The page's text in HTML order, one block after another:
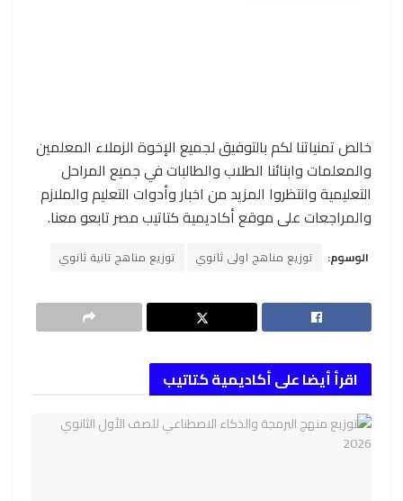
خالص تمنياتنا لكم بالتوفيق لجميع الإخوة الزملاء المعلمين
والمعلمات وابنائنا الطلاب والطالبات في جميع المراحل
التعليمية وانتظروا المزيد من اخبار وأدوات التعليم والملازم
والمراجعات على موقع أكاديمية كتاتيب مصر تابعو معنا.
الوسوم: توزيع مناهج اولى ثانوي توزيع مناهج تانية ثانوي
اقرأ أيضا على أكاديمية كتاتيب